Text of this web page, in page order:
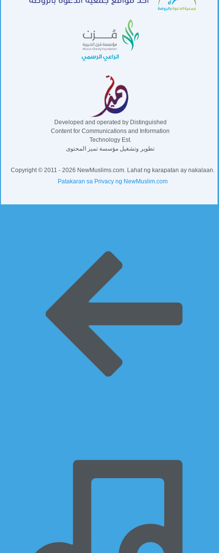
Developed and operated by Distinguished
Content for Communications and Information
Technology Est.
تطوير وتشغيل مؤسسة تميز المحتوى
Copyright © 2011 - 2026 NewMuslims.com. Lahat ng karapatan ay nakalaan.
Patakaran sa Privacy ng NewMuslim.com